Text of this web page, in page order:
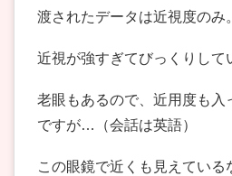
渡されたデータは近視度のみ。
近視が強すぎてびっくりして
老眼もあるので、近用度も入
ですが…（会話は英語）
この眼鏡で近くも見えている